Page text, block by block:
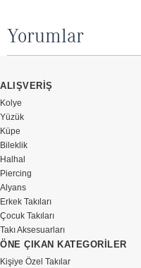
Yorumlar
ALIŞVERİŞ
Kolye
Yüzük
Küpe
Bileklik
Halhal
Piercing
Alyans
Erkek Takıları
Çocuk Takıları
Takı Aksesuarları
ÖNE ÇIKAN KATEGORİLER
Kişiye Özel Takılar